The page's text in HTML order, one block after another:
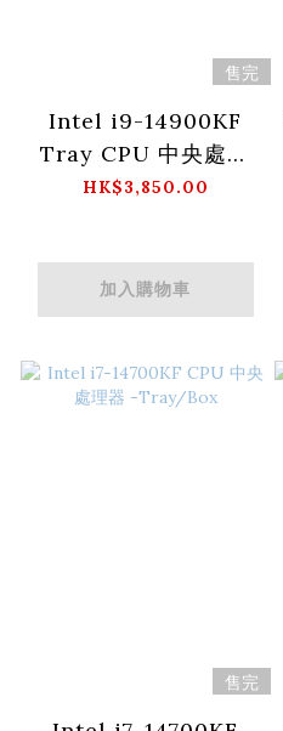
售完
Intel i9-14900KF
Tray CPU 中央處理
器
HK$3,850.00
加入購物車
售完